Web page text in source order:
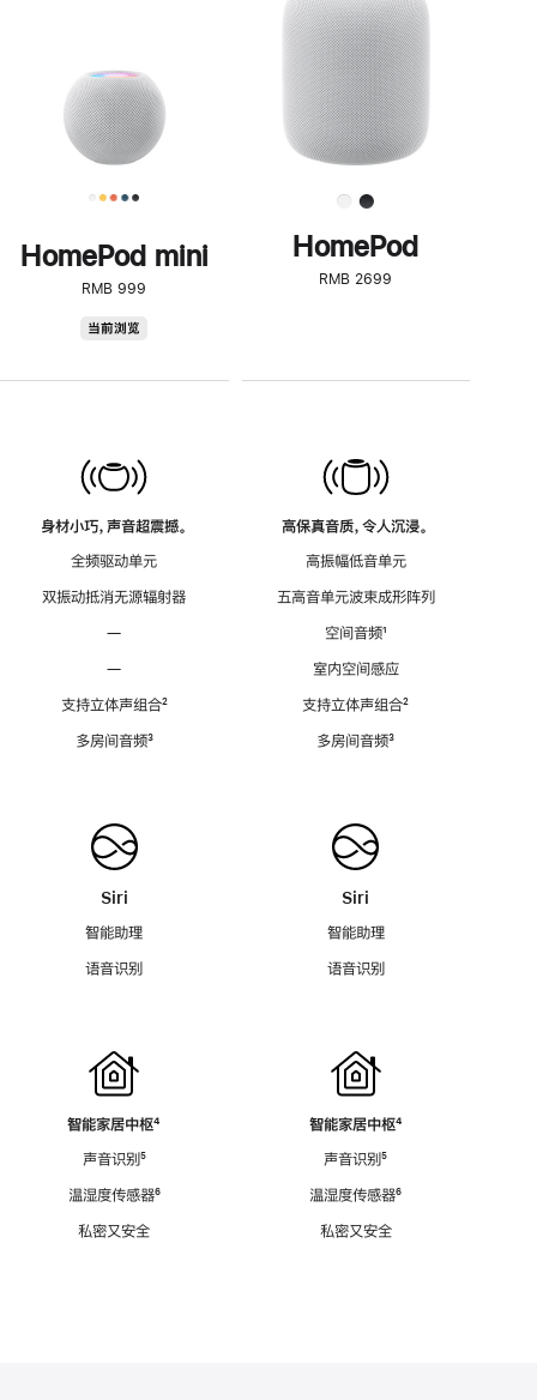
HomePod mini
RMB 999
当前浏览
身材小巧，声音超震撼。
全频驱动单元
双振动抵消无源辐射器
—
—
支持立体声组合脚
²
多房间音频脚
³
Siri
智能助理
语音识别
智能家居中枢脚
⁴
声音识别脚
⁵
温湿度传感器脚
⁶
私密又安全
了
解
HomePod<
HomePod
RMB 2699
高保真音质，令人沉浸。
高振幅低音单元
五高音单元波束成形阵列
空间音频脚
¹
室内空间感应
支持立体声组合脚
²
多房间音频脚
³
Siri
智能助理
语音识别
智能家居中枢脚
⁴
声音识别脚
⁵
温湿度传感器脚
⁶
私密又安全